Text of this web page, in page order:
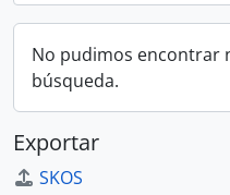
No pudimos encontrar
búsqueda.
Exportar
SKOS